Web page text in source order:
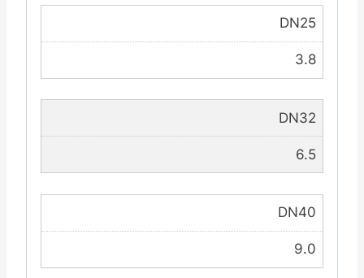
DN25
3.8
DN32
6.5
DN40
9.0